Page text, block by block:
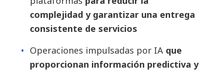
complejidad y garantizar una entrega
consistente de servicios
Operaciones impulsadas por IA que
proporcionan información predictiva y